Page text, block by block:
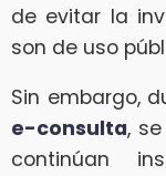
de evitar la
son de uso
Sin embargo,
e-consulta,
continúan